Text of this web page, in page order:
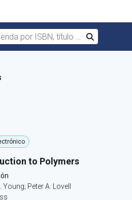
por ISBN, título o autor
Buscar
to Polymers
Young; Peter A. Lovell